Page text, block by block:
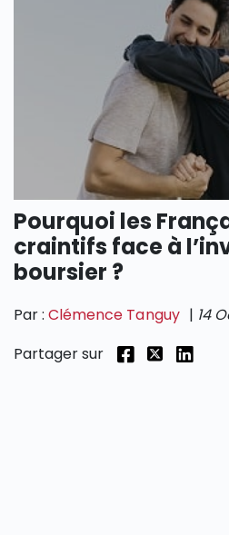
CATÉGORIES
SECTIONS
Pourquoi les
craintifs face à
boursier ?
Par :Clémence Tanguy | 14
Partager sur